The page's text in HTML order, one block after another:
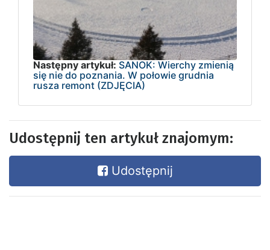
Następny artykuł: SANOK: Wierchy zmienią
się nie do poznania. W połowie grudnia
rusza remont (ZDJĘCIA)
Udostępnij ten artykuł znajomym:
Udostępnij